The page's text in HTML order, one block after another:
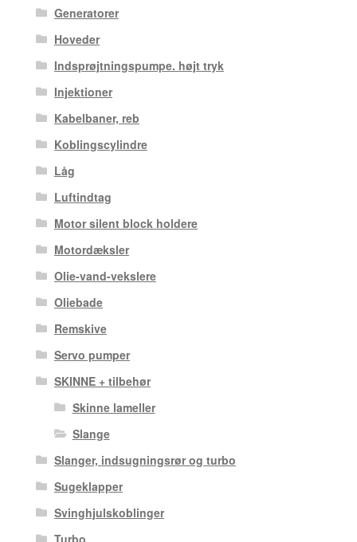
Generatorer
Hoveder
Indsprøjtningspumpe. højt tryk
Injektioner
Kabelbaner, reb
Koblingscylindre
Låg
Luftindtag
Motor silent block holdere
Motordæksler
Olie-vand-vekslere
Oliebade
Remskive
Servo pumper
SKINNE + tilbehør
Skinne lameller
Slange
Slanger, indsugningsrør og turbo
Sugeklapper
Svinghjulskoblinger